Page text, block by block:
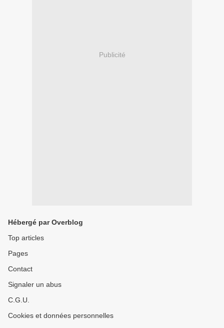
Publicité
Hébergé par Overblog
Top articles
Pages
Contact
Signaler un abus
C.G.U.
Cookies et données personnelles